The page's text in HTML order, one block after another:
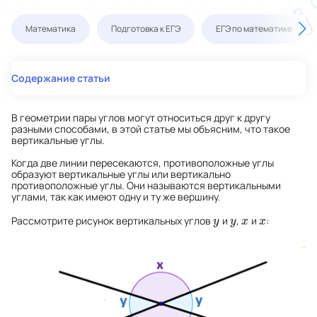
Математика Подготовка к ЕГЭ ЕГЭ по математике
Содержание статьи
В геометрии пары углов могут относиться друг к другу
разными способами, в этой статье мы объясним, что такое
вертикальные углы.
Когда две линии пересекаются, противоположные углы
образуют вертикальные углы или вертикально
противоположные углы. Они называются вертикальными
углами, так как имеют одну и ту же вершину.
Рассмотрите рисунок вертикальных углов y
y и y
y,x
x и x
x :